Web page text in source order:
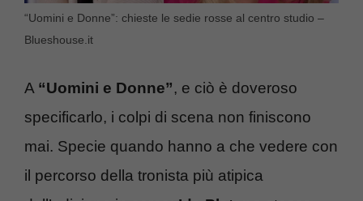
“Uomini e Donne”: chieste le sedie rosse al centro studio –
Blueshouse.it
A “Uomini e Donne”, e ciò è doveroso
specificarlo, i colpi di scena non finiscono
mai. Specie quando hanno a che vedere con
il percorso della tronista più atipica